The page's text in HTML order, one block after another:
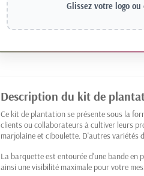
Glissez votre logo ou
Description du kit de
Ce kit de plantation se présente sous la
clients ou collaborateurs à cultiver leurs
marjolaine et ciboulette. D'autres variétés
La barquette est entourée d'une bande
ainsi une visibilité maximale pour votre